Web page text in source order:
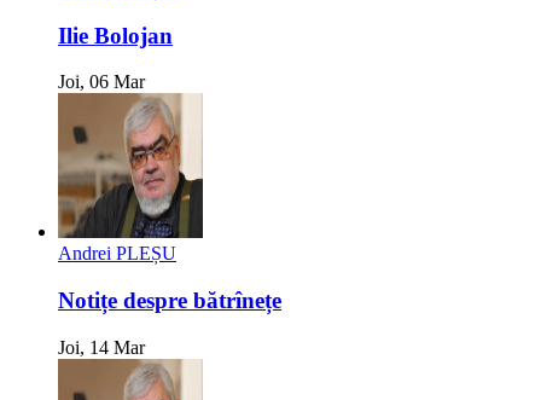
Ilie Bolojan
Joi, 06 Mar
Andrei PLEȘU
Notițe despre bătrînețe
Joi, 14 Mar